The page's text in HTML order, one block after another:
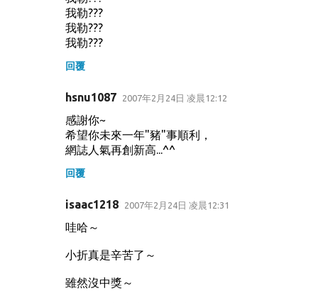
我勒???
我勒???
我勒???
回覆
hsnu1087 2007年2月24日 凌晨12:12
感謝你~
希望你未來一年"豬"事順利，
網誌人氣再創新高...^^
回覆
isaac1218 2007年2月24日 凌晨12:31
哇哈～
小折真是辛苦了～
雖然沒中獎～